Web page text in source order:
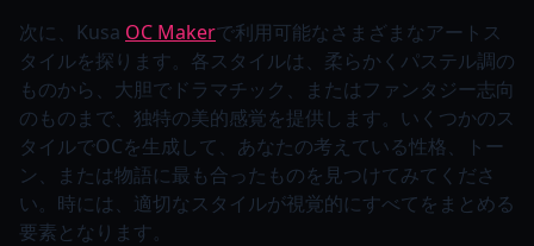
次に、Kusa OC Makerで利用可能なさまざまなアートス
タイルを探ります。各スタイルは、柔らかくパステル調の
ものから、大胆でドラマチック、またはファンタジー志向
のものまで、独特の美的感覚を提供します。いくつかのス
タイルでOCを生成して、あなたの考えている性格、トー
ン、または物語に最も合ったものを見つけてみてくださ
い。時には、適切なスタイルが視覚的にすべてをまとめる
要素となります。